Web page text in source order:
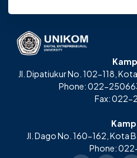
Jl. Dipatiukur No. 102-118,
Phone: 022-
Fax: 022-
Jl. Dago No. 160-162, Kota
Phone: